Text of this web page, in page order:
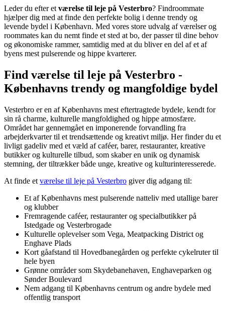
Leder du efter et værelse til leje på Vesterbro? Findroommate
hjælper dig med at finde den perfekte bolig i denne trendy og
levende bydel i København. Med vores store udvalg af værelser og
roommates kan du nemt finde et sted at bo, der passer til dine behov
og økonomiske rammer, samtidig med at du bliver en del af et af
byens mest pulserende og hippe kvarterer.
Find værelse til leje på Vesterbro -
Københavns trendy og mangfoldige bydel
Vesterbro er en af Københavns mest eftertragtede bydele, kendt for
sin rå charme, kulturelle mangfoldighed og hippe atmosfære.
Området har gennemgået en imponerende forvandling fra
arbejderkvarter til et trendsættende og kreativt miljø. Her finder du et
livligt gadeliv med et væld af caféer, barer, restauranter, kreative
butikker og kulturelle tilbud, som skaber en unik og dynamisk
stemning, der tiltrækker både unge, kreative og kulturinteresserede.
At finde et værelse til leje på Vesterbro giver dig adgang til:
Et af Københavns mest pulserende natteliv med utallige barer
og klubber
Fremragende caféer, restauranter og specialbutikker på
Istedgade og Vesterbrogade
Kulturelle oplevelser som Vega, Meatpacking District og
Enghave Plads
Kort gåafstand til Hovedbanegården og perfekte cykelruter til
hele byen
Grønne områder som Skydebanehaven, Enghaveparken og
Sønder Boulevard
Nem adgang til Københavns centrum og andre bydele med
offentlig transport